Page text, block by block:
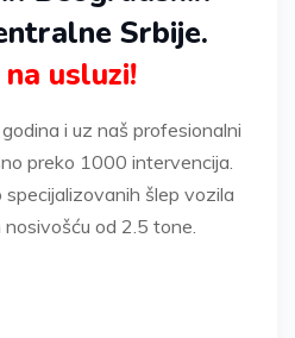
Srbije.
usluzi!
i uz naš profesionalni
preko 1000 intervencija.
specijalizovanih šlep vozila
od 2.5 tone.